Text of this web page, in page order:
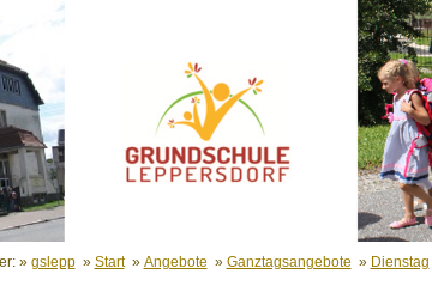
» gslepp» Start» Angebote » Ganztagsangebote » Dienstag